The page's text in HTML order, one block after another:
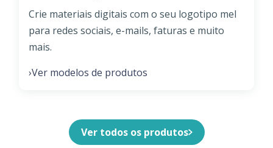
Crie materiais digitais com o seu logotipo mel
para redes sociais, e-mails, faturas e muito
mais.
›Ver modelos de produtos
Ver todos os produtos